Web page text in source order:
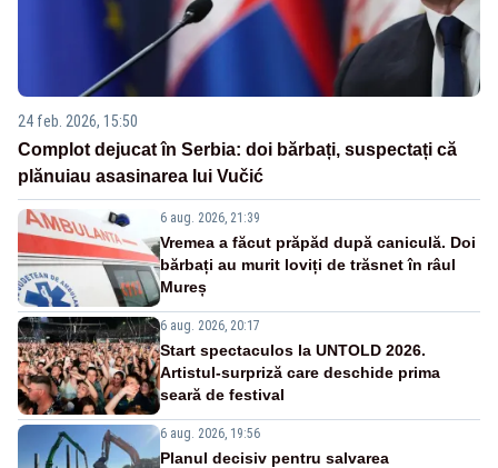
24 feb. 2026, 15:50
Complot dejucat în Serbia: doi bărbați, suspectați că
plănuiau asasinarea lui Vučić
6 aug. 2026, 21:39
Vremea a făcut prăpăd după caniculă. Doi
bărbați au murit loviți de trăsnet în râul
Mureș
6 aug. 2026, 20:17
Start spectaculos la UNTOLD 2026.
Artistul-surpriză care deschide prima
seară de festival
6 aug. 2026, 19:56
Planul decisiv pentru salvarea